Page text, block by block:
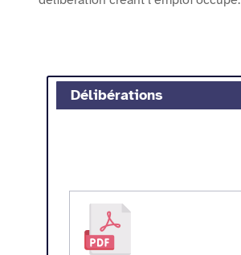
Délibérations